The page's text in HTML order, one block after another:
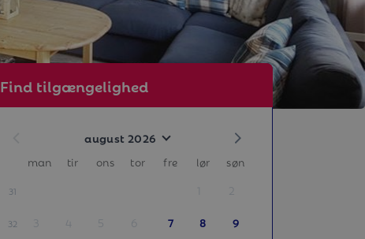
Find tilgængelighed
august 2026
man tir ons tor fre lør søn
31 2
32 3 4 5 6 7 8 9